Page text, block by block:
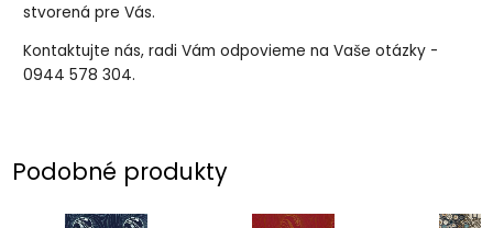
stvorená pre Vás.
Kontaktujte nás, radi Vám odpovieme na Vaše otázky -
0944 578 304.
Podobné produkty